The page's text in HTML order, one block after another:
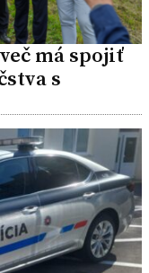
má spojiť
s